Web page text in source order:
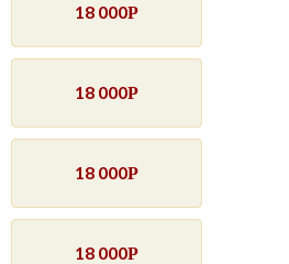
18 000Р
18 000Р
18 000Р
18 000Р